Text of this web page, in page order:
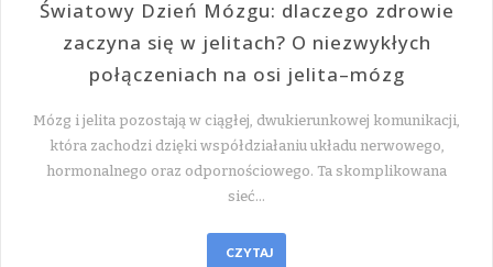
Światowy Dzień Mózgu: dlaczego zdrowie
zaczyna się w jelitach? O niezwykłych
połączeniach na osi jelita–mózg
Mózg i jelita pozostają w ciągłej, dwukierunkowej komunikacji,
która zachodzi dzięki współdziałaniu układu nerwowego,
hormonalnego oraz odpornościowego. Ta skomplikowana
sieć…
CZYTAJ